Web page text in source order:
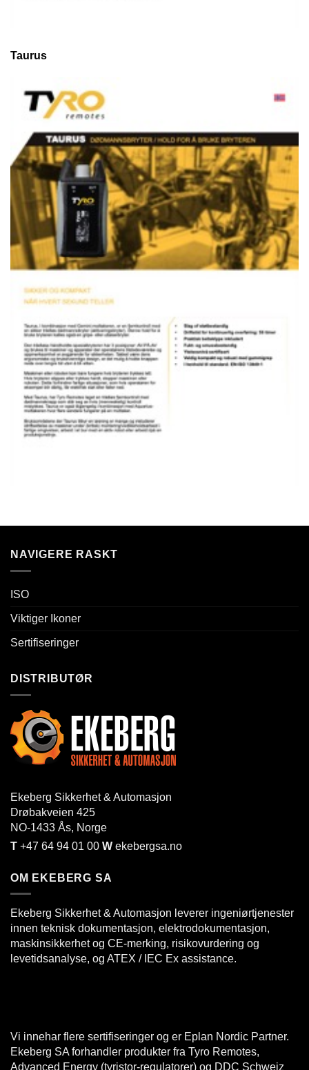
Taurus
NAVIGERE RASKT
ISO
Viktiger Ikoner
Sertifiseringer
DISTRIBUTØR
Ekeberg Sikkerhet & Automasjon
Drøbakveien 425
NO-1433 Ås, Norge
T +47 64 94 01 00 W ekebergsa.no
OM EKEBERG SA
Ekeberg Sikkerhet & Automasjon leverer ingeniørtjenester
innen teknisk dokumentasjon, elektrodokumentasjon,
maskinsikkerhet og CE-merking, risikovurdering og
levetidsanalyse, og ATEX / IEC Ex assistance.
Vi innehar flere sertifiseringer og er Eplan Nordic Partner.
Ekeberg SA forhandler produkter fra Tyro Remotes,
Advanced Energy (tyristor-regulatorer) og DDC Schweiz